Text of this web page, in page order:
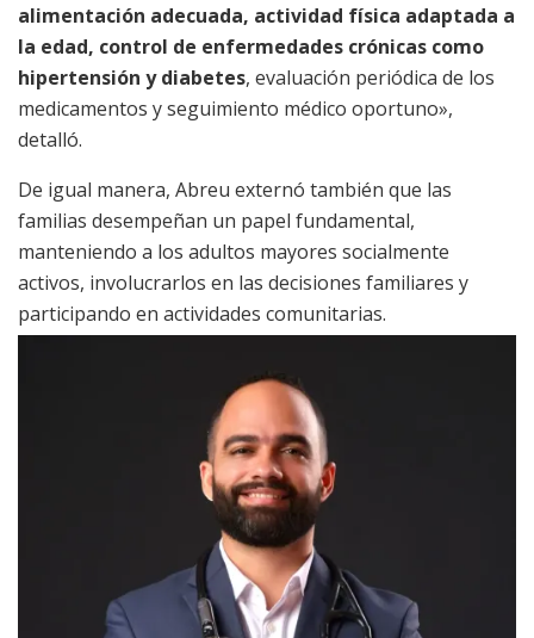
alimentación adecuada, actividad física adaptada a
la edad, control de enfermedades crónicas como
hipertensión y diabetes, evaluación periódica de los
medicamentos y seguimiento médico oportuno»,
detalló.
De igual manera, Abreu externó también que las
familias desempeñan un papel fundamental,
manteniendo a los adultos mayores socialmente
activos, involucrarlos en las decisiones familiares y
participando en actividades comunitarias.